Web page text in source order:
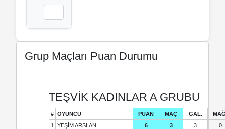
...
Grup Maçları Puan Durumu
TEŞVİK KADINLAR A GRUBU
# OYUNCU PUAN MAÇ GAL.
1
YEŞİM ARSLAN 6 3 3
0